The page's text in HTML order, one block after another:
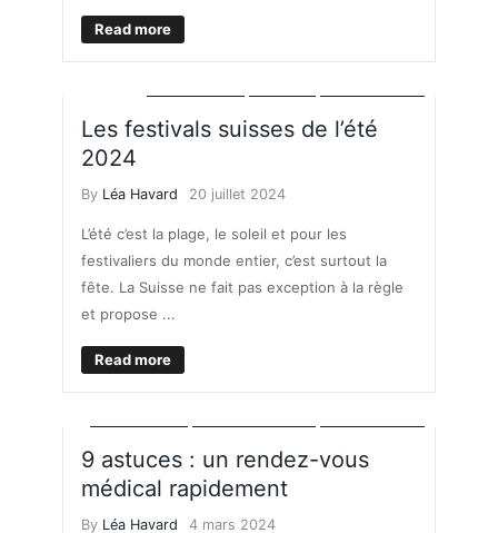
Read more
Les festivals suisses de l’été
2024
By Léa Havard 20 juillet 2024
L’été c’est la plage, le soleil et pour les
festivaliers du monde entier, c’est surtout la
fête. La Suisse ne fait pas exception à la règle
et propose ...
Read more
9 astuces : un rendez-vous
médical rapidement
By Léa Havard 4 mars 2024